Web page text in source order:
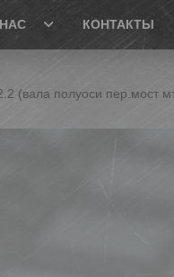
КОНТАКТЫ
(вала полуоси пер.мост